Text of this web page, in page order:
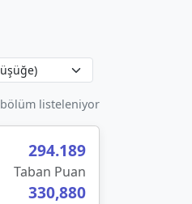
bölüm listeleniyor
294.189
Taban Puan
330,880